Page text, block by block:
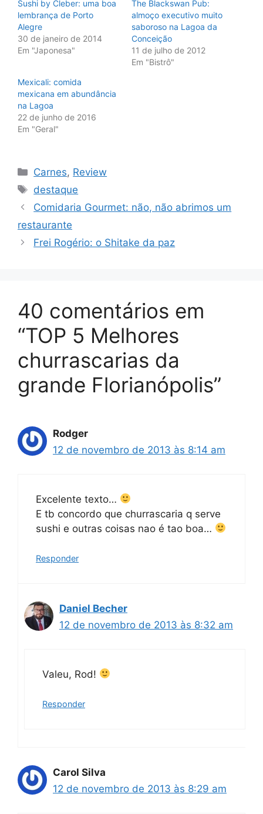
Sushi by Cleber: uma boa
lembrança de Porto
Alegre
30 de janeiro de 2014
Em "Japonesa"
The Blackswan Pub:
almoço executivo muito
saboroso na Lagoa da
Conceição
11 de julho de 2012
Em "Bistrô"
Mexicali: comida
mexicana em abundância
na Lagoa
22 de junho de 2016
Em "Geral"
Categorias
Carnes, Review
Tags
destaque
Comidaria Gourmet: não, não abrimos um
restaurante
Frei Rogério: o Shitake da paz
40 comentários em
“TOP 5 Melhores
churrascarias da
grande Florianópolis”
Rodger
12 de novembro de 2013 às 8:14 am
Excelente texto…
E tb concordo que churrascaria q serve
sushi e outras coisas nao é tao boa…
Responder
Daniel Becher
12 de novembro de 2013 às 8:32 am
Valeu, Rod!
Responder
Carol Silva
12 de novembro de 2013 às 8:29 am